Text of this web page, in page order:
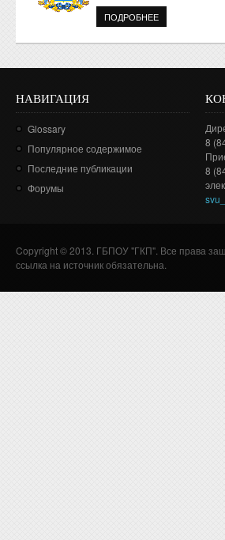
ПОДРОБНЕЕ
НАВИГАЦИЯ
Glossary
Популярное содержимое
Последние публикации
Форумы
8
8
Copyright © 2013. ГБПОУ "ГКП". Все права
ссылка на источник обязательна.